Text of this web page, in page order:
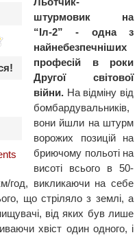
штурмовик на
“Іл-2” - одна з
найнебезпечніших
професій в роки
Другої світової
війни. На відміну від
бомбардувальників,
вони йшли на штурм
ворожих позицій на
бриючому польоті на
висоті всього в 50-
год, викликаючи на себе
що стріляло з землі, а
від яких був лише
хвіст один одного, і